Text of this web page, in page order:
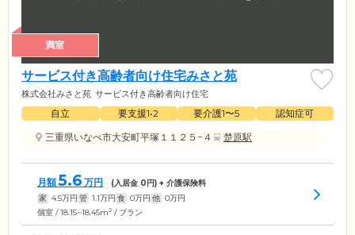
満室
サービス付き高齢者向け住宅みさと苑
株式会社みさと苑 サービス付き高齢者向け住宅
自立 要支援1•2 要介護1〜5
認知症可
三重県いなべ市大安町平塚１１２５−４
楚原駅
月額5.6 万円 (入居金 0円) + 介護保険料
家 4.5万円 管 1.1万円 食 0万円 他 0万円
個室 / 18.15~18.45m2 / プラン